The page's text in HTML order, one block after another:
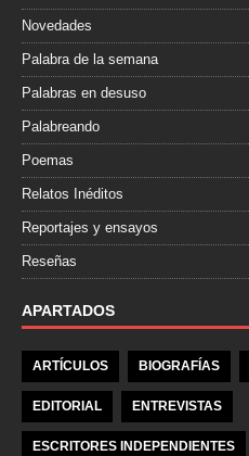
Novedades
Palabra de la semana
Palabras en desuso
Palabreando
Poemas
Relatos Inéditos
Reportajes y ensayos
Reseñas
APARTADOS
ARTÍCULOS BIOGRAFÍAS
EDITORIAL ENTREVISTAS
ESCRITORES INDEPENDIENTES